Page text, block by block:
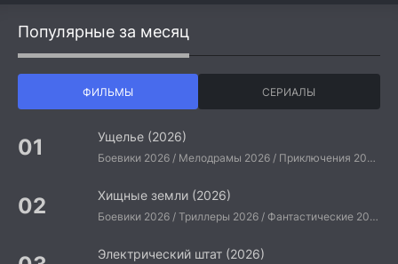
Популярные за месяц
ФИЛЬМЫ СЕРИАЛЫ
Ущелье (2026)
Боевики 2026 / Мелодрамы 2026 / Приключения 2026 / Ужасы 2026 / Фантастические 2026 / Зарубежные фильмы 2026 / Американские фильмы / Фильмы 2026
Хищные земли (2026)
Боевики 2026 / Триллеры 2026 / Фантастические 2026 / Зарубежные фильмы 2026 / Американские фильмы / Фильмы 2026
Электрический штат (2026)